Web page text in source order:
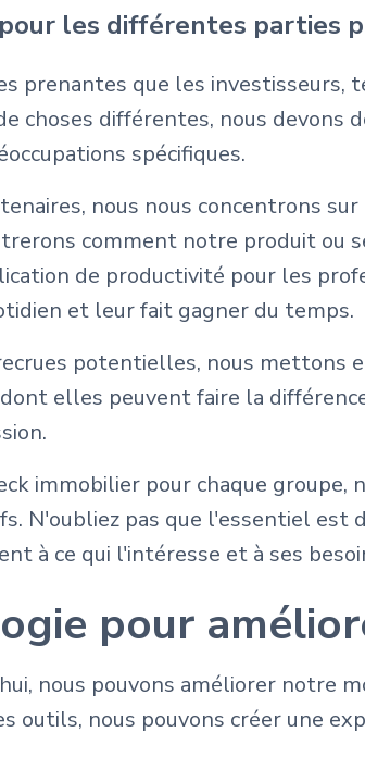
les différentes parties
prenantes que les
choses différentes, nous
spécifiques.
nous nous concentrons
comment notre produit ou
de productivité pour les
et leur fait gagner du temps.
potentielles, nous
elles peuvent faire la
immobilier pour chaque groupe,
N'oubliez pas que l'essentiel est
à ce qui l'intéresse et à ses
pour
nous pouvons améliorer notre
outils, nous pouvons créer une